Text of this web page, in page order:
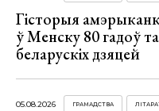
Гісторыя
ў Менску 80 гадоў
беларускіх дзяцей
05.08.2026 ГРАМАДСТВА